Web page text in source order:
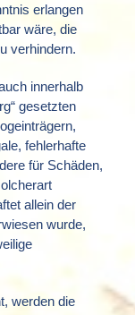
erlangen
wäre, die
verhindern.
innerhalb
gesetzten
fehlerhafte
für Schäden,
allein der
wurde,
werden die